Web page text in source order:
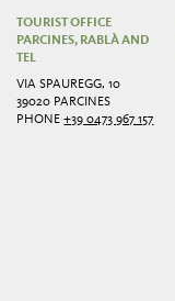
TOURIST OFFICE
PARCINES, RABLÀ AND
TEL
VIA SPAUREGG, 10
39020 PARCINES
PHONE+39 0473 967 157